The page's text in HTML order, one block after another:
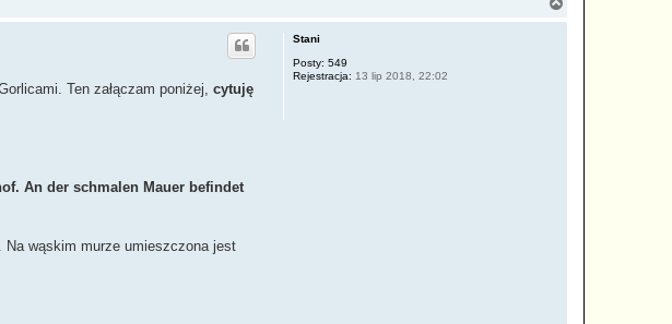
a
Stani
Posty: 549
Rejestracja: 13 lip 2018, 22:02
Ten załączam poniżej, cytuję
An der schmalen Mauer befindet
Na wąskim murze umieszczona jest